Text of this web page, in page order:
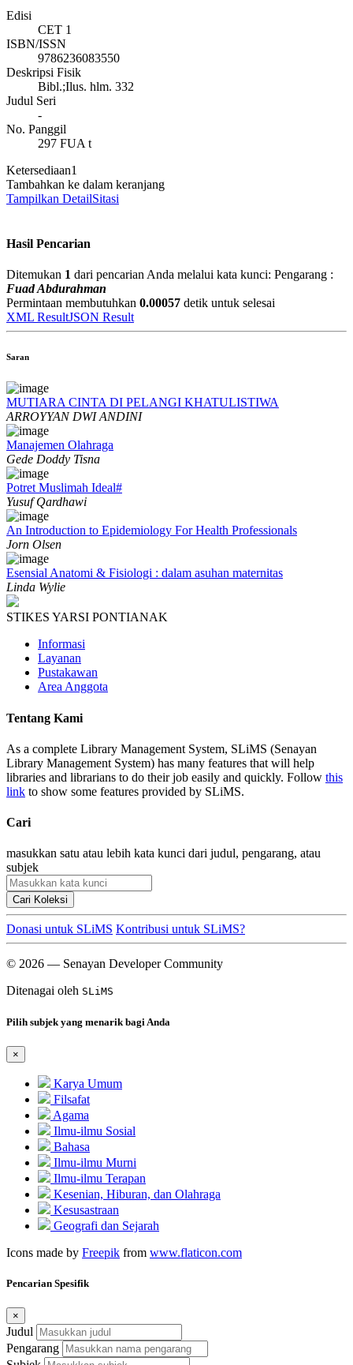
Edisi
CET 1
ISBN/ISSN
9786236083550
Deskripsi Fisik
Bibl.;Ilus. hlm. 332
Judul Seri
-
No. Panggil
297 FUA t
Ketersediaan1
Tambahkan ke dalam keranjang
Tampilkan DetailSitasi
Hasil Pencarian
Ditemukan 1 dari pencarian Anda melalui kata kunci: Pengarang :
Fuad Abdurahman
Permintaan membutuhkan 0.00057 detik untuk selesai
XML ResultJSON Result
Saran
MUTIARA CINTA DI PELANGI KHATULISTIWA
ARROYYAN DWI ANDINI
Manajemen Olahraga
Gede Doddy Tisna
Potret Muslimah Ideal#
Yusuf Qardhawi
An Introduction to Epidemiology For Health Professionals
Jorn Olsen
Esensial Anatomi & Fisiologi : dalam asuhan maternitas
Linda Wylie
STIKES YARSI PONTIANAK
Informasi
Layanan
Pustakawan
Area Anggota
Tentang Kami
As a complete Library Management System, SLiMS (Senayan
Library Management System) has many features that will help
libraries and librarians to do their job easily and quickly. Follow this
link to show some features provided by SLiMS.
Cari
masukkan satu atau lebih kata kunci dari judul, pengarang, atau
subjek
Cari Koleksi
Donasi untuk SLiMS Kontribusi untuk SLiMS?
© 2026 — Senayan Developer Community
Ditenagai oleh SLiMS
Pilih subjek yang menarik bagi Anda
×
Karya Umum
Filsafat
Agama
Ilmu-ilmu Sosial
Bahasa
Ilmu-ilmu Murni
Ilmu-ilmu Terapan
Kesenian, Hiburan, dan Olahraga
Kesusastraan
Geografi dan Sejarah
Icons made by Freepik from www.flaticon.com
Pencarian Spesifik
×
Judul
Pengarang